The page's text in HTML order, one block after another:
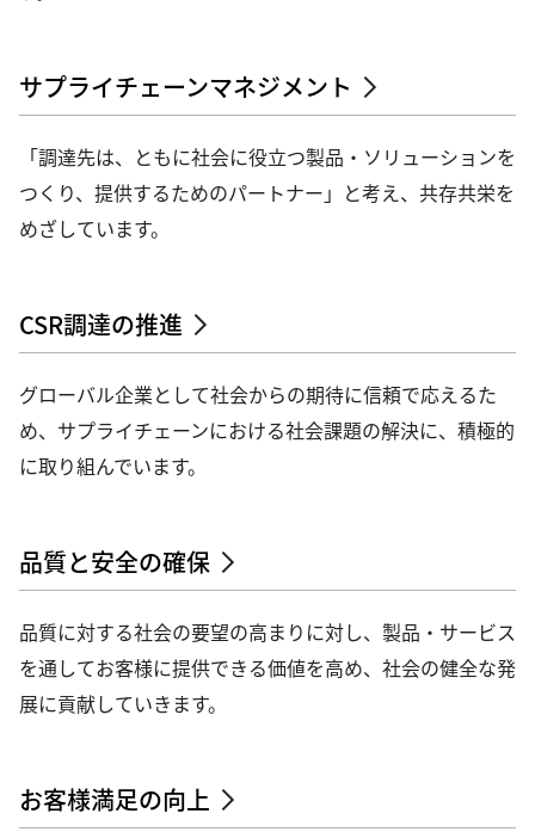
サプライチェーンマネジメント
「調達先は、ともに社会に役立つ製品・ソリューションを
つくり、提供するためのパートナー」と考え、共存共栄を
めざしています。
CSR調達の推進
グローバル企業として社会からの期待に信頼で応えるた
め、サプライチェーンにおける社会課題の解決に、積極的
に取り組んでいます。
品質と安全の確保
品質に対する社会の要望の高まりに対し、製品・サービス
を通してお客様に提供できる価値を高め、社会の健全な発
展に貢献していきます。
お客様満足の向上